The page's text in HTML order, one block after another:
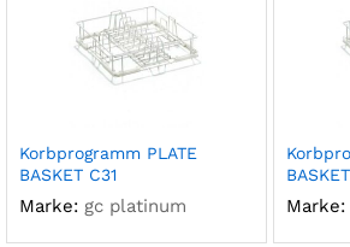
Korbprogramm PLATE
BASKET C31
Marke: gc platinum Marke: